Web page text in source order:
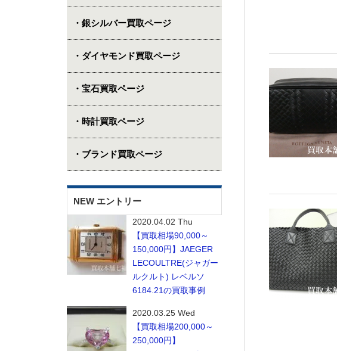
・銀シルバー買取ページ
・ダイヤモンド買取ページ
・宝石買取ページ
・時計買取ページ
・ブランド買取ページ
NEW エントリー
2020.04.02 Thu
【買取相場90,000～
150,000円】JAEGER
LECOULTRE(ジャガー
ルクルト) レベルソ
6184.21の買取事例
2020.03.25 Wed
【買取相場200,000～
250,000円】